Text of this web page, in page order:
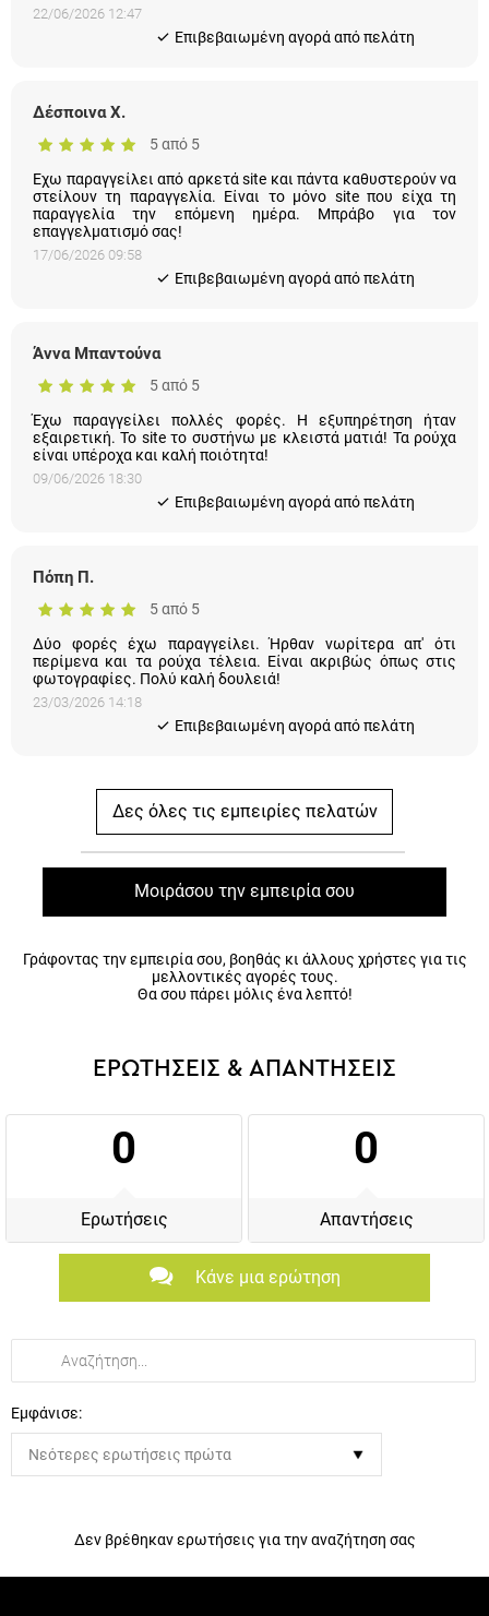
22/06/2026 12:47
Eπιβεβαιωμένη αγορά από πελάτη
Δέσποινα Χ.
5 από 5
Εχω παραγγείλει από αρκετά site και πάντα καθυστερούν να
στείλουν τη παραγγελία. Είναι το μόνο site που είχα τη
παραγγελία την επόμενη ημέρα. Μπράβο για τον
επαγγελματισμό σας!
17/06/2026 09:58
Eπιβεβαιωμένη αγορά από πελάτη
Άννα Μπαντούνα
5 από 5
Έχω παραγγείλει πολλές φορές. Η εξυπηρέτηση ήταν
εξαιρετική. Το site το συστήνω με κλειστά ματιά! Τα ρούχα
είναι υπέροχα και καλή ποιότητα!
09/06/2026 18:30
Eπιβεβαιωμένη αγορά από πελάτη
Πόπη Π.
5 από 5
Δύο φορές έχω παραγγείλει. Ήρθαν νωρίτερα απ' ότι
περίμενα και τα ρούχα τέλεια. Είναι ακριβώς όπως στις
φωτογραφίες. Πολύ καλή δουλειά!
23/03/2026 14:18
Eπιβεβαιωμένη αγορά από πελάτη
Δες όλες τις εμπειρίες πελατών
Μοιράσου την εμπειρία σου
Γράφοντας την εμπειρία σου, βοηθάς κι άλλους χρήστες για τις
μελλοντικές αγορές τους.
Θα σου πάρει μόλις ένα λεπτό!
ΕΡΩΤΗΣΕΙΣ & ΑΠΑΝΤΗΣΕΙΣ
0
Ερωτήσεις
0
Απαντήσεις
Κάνε μια ερώτηση
Εμφάνισε:
Δεν βρέθηκαν ερωτήσεις για την αναζήτηση σας